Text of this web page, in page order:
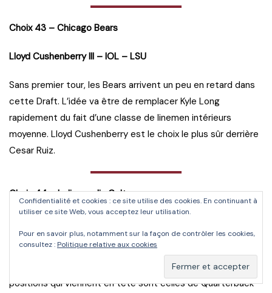
Choix 43 – Chicago Bears
Lloyd Cushenberry III – IOL – LSU
Sans premier tour, les Bears arrivent un peu en retard dans
cette Draft. L’idée va être de remplacer Kyle Long
rapidement du fait d’une classe de linemen intérieurs
moyenne. Lloyd Cushenberry est le choix le plus sûr derrière
Cesar Ruiz.
Choix 44 – Indianapolis Colts
Avec se deuxième choix en début de second tour, les Colts
devraient continuer à bosser sur leur attaque. Les deux
positions qui viennent en tête sont celles de Quarterback
Confidentialité et cookies : ce site utilise des cookies. En continuant à
utiliser ce site Web, vous acceptez leur utilisation.
Pour en savoir plus, notamment sur la façon de contrôler les cookies,
consultez : Politique relative aux cookies